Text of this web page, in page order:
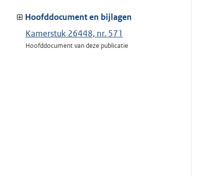
Hoofddocument en bijlagen
Kamerstuk 26448, nr. 571
Hoofddocument van deze publicatie